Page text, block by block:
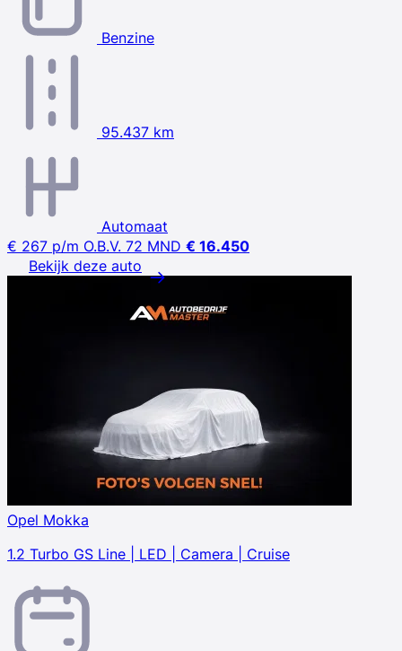
Benzine
95.437 km
Automaat
€ 267 p/m O.B.V. 72 MND € 16.450
Bekijk deze auto
Opel Mokka
1.2 Turbo GS Line | LED | Camera | Cruise